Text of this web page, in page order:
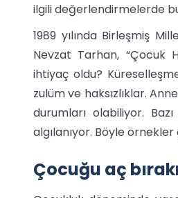
ilgili değerlendirmelerde
1989 yılında Birleşmiş
Nevzat Tarhan, “Çocuk
ihtiyaç oldu?
zulüm ve haksızlıklar.
durumları olabiliyor.
algılanıyor. Böyle
Çocuğu aç